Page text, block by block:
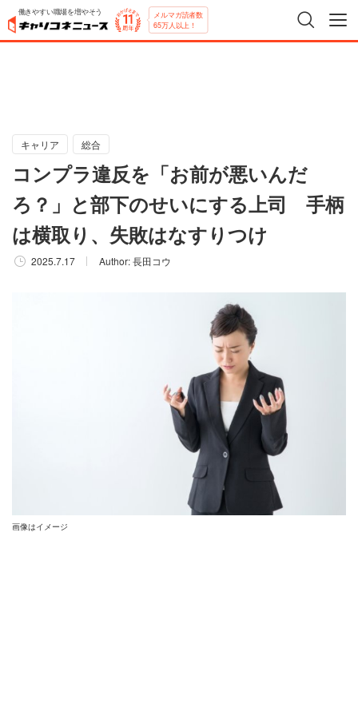
働きやすい職場を増やそう メルマガ読者数
65万人以上！
キャリア 総合
コンプラ違反を「お前が悪いんだ
ろ？」と部下のせいにする上司 手柄
は横取り、失敗はなすりつけ
2025.7.17 Author:長田コウ
画像はイメージ